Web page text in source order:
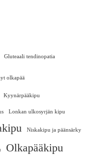
Gluteaali tendinopatia
olkapää
Kyynärpääkipu
Lonkan ulkosyrjän kipu
Niskakipu ja päänsärky
Olkapääkipu